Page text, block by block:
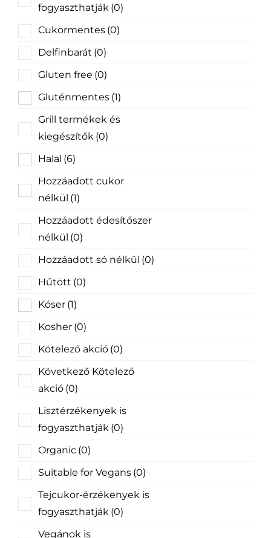
fogyaszthatják (0)
Cukormentes (0)
Delfinbarát (0)
Gluten free (0)
Gluténmentes (1)
Grill termékek és
kiegészítők (0)
Halal (6)
Hozzáadott cukor
nélkül (1)
Hozzáadott édesítőszer
nélkül (0)
Hozzáadott só nélkül (0)
Hűtött (0)
Kóser (1)
Kosher (0)
Kötelező akció (0)
Következő Kötelező
akció (0)
Lisztérzékenyek is
fogyaszthatják (0)
Organic (0)
Suitable for Vegans (0)
Tejcukor-érzékenyek is
fogyaszthatják (0)
Vegánok is